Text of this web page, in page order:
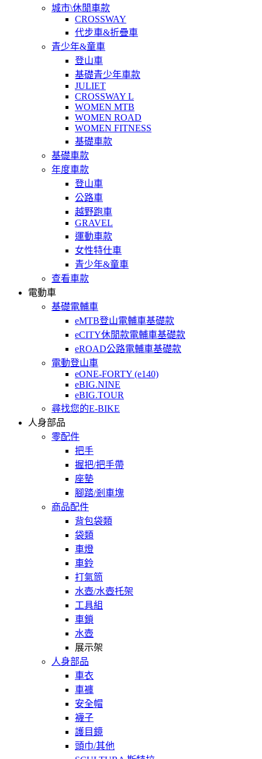
城市\休閒車款
CROSSWAY
代步車&折疊車
青少年&童車
登山車
基礎青少年車款
JULIET
CROSSWAY L
WOMEN MTB
WOMEN ROAD
WOMEN FITNESS
基礎車款
基礎車款
年度車款
登山車
公路車
越野跑車
GRAVEL
運動車款
女性特仕車
青少年&童車
查看車款
電動車
基礎電輔車
eMTB登山電輔車基礎款
eCITY休閒款電輔車基礎款
eROAD公路電輔車基礎款
電動登山車
eONE-FORTY (e140)
eBIG.NINE
eBIG.TOUR
尋找您的E-BIKE
人身部品
零配件
把手
握把/把手帶
座墊
腳踏/剎車塊
商品配件
背包袋類
袋類
車燈
車鈴
打氣筒
水壺/水壺托架
工具組
車鎖
水壺
展示架
人身部品
車衣
車褲
安全帽
襪子
護目鏡
頭巾/其他